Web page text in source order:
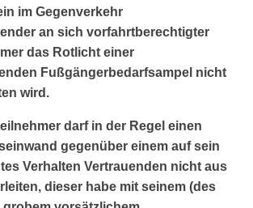
im Gegenverkehr
an sich vorfahrtberechtigter
das Rotlicht einer
Fußgängerbedarfsampel nicht
wird.
darf in der Regel einen
gegenüber einem auf sein
Verhalten Vertrauenden nicht aus
dieser habe mit seinem (des